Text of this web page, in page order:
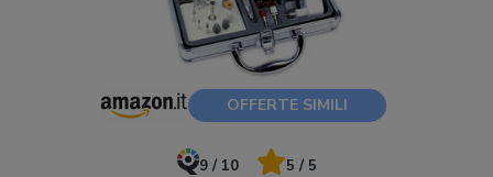
OFFERTE SIMILI
9 / 10 5 / 5